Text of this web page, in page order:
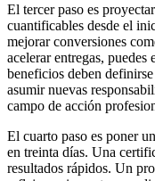
El tercer paso es
cuantificables desde el
mejorar conversiones
acelerar entregas,
beneficios deben
asumir nuevas
campo de acción
El cuarto paso es poner
en treinta días. Una
resultados rápidos. Un